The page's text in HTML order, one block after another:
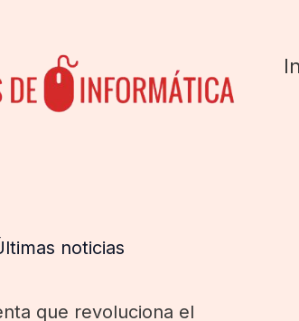
noticias
que revoluciona el